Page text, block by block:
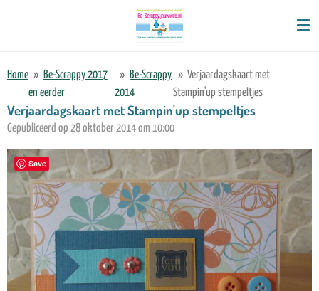
de
hoofdinhoud
Home » Be-Scrappy 2017
en eerder
» Be-Scrappy
2014
» Verjaardagskaart met
Stampin'up stempeltjes
Verjaardagskaart met Stampin'up stempeltjes
Gepubliceerd op 28 oktober 2014 om 10:00
Save